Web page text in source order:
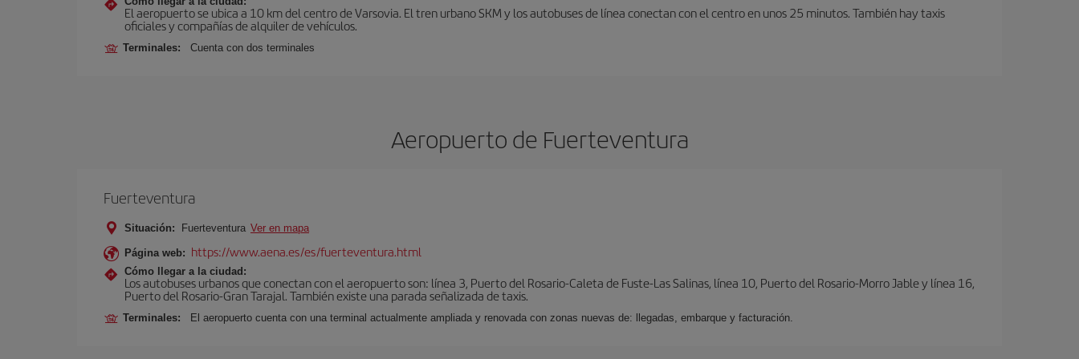
El aeropuerto se ubica a 10 km del centro de Varsovia. El tren urbano SKM y los autobuses de línea conectan con el centro en unos 25 minutos. También hay taxis
oficiales y compañías de alquiler de vehículos.
Terminales: Cuenta con dos terminales
Aeropuerto de Fuerteventura
Fuerteventura
Situación: Fuerteventura Ver en mapa
Página web: https://www.aena.es/es/fuerteventura.html
Cómo llegar a la ciudad:
Los autobuses urbanos que conectan con el aeropuerto son: línea 3, Puerto del Rosario-Caleta de Fuste-Las Salinas, línea 10, Puerto del Rosario-Morro Jable y línea 16,
Puerto del Rosario-Gran Tarajal. También existe una parada señalizada de taxis.
Terminales: El aeropuerto cuenta con una terminal actualmente ampliada y renovada con zonas nuevas de: llegadas, embarque y facturación.